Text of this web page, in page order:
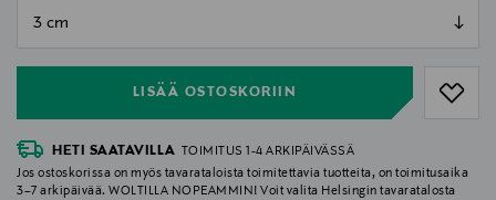
LISÄÄ OSTOSKORIIN
HETI SAATAVILLA
TOIMITUS 1-4 ARKIPÄIVÄSSÄ
Jos ostoskorissa on myös tavarataloista toimitettavia tuotteita, on toimitusaika
3–7 arkipäivää. WOLTILLA NOPEAMMIN! Voit valita Helsingin tavaratalosta